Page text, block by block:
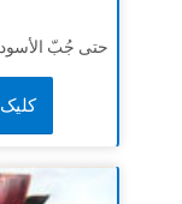
حتى جُبّ الأسود